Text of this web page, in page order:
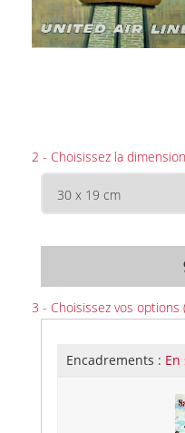
2 - Choisissez la
3 - Choisissez vos
Encadrements :